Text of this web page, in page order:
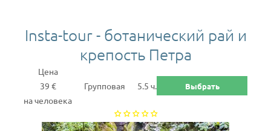
Insta-tour - ботанический рай и
крепость Петра
Цена
39 €
на человека
Групповая 5.5 ч. Выбрать